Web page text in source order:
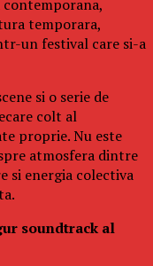
temporara,
un festival care si-a
si o serie de
colt al
proprie. Nu este
atmosfera dintre
si energia colectiva
soundtrack al